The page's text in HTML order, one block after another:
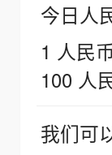
今日人
1 人民
100 人
我们可